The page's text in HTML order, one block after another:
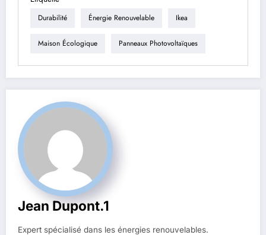
Durabilité Énergie Renouvelable Ikea
Maison Écologique Panneaux Photovoltaïques
Jean Dupont.1
Expert spécialisé dans les énergies renouvelables.